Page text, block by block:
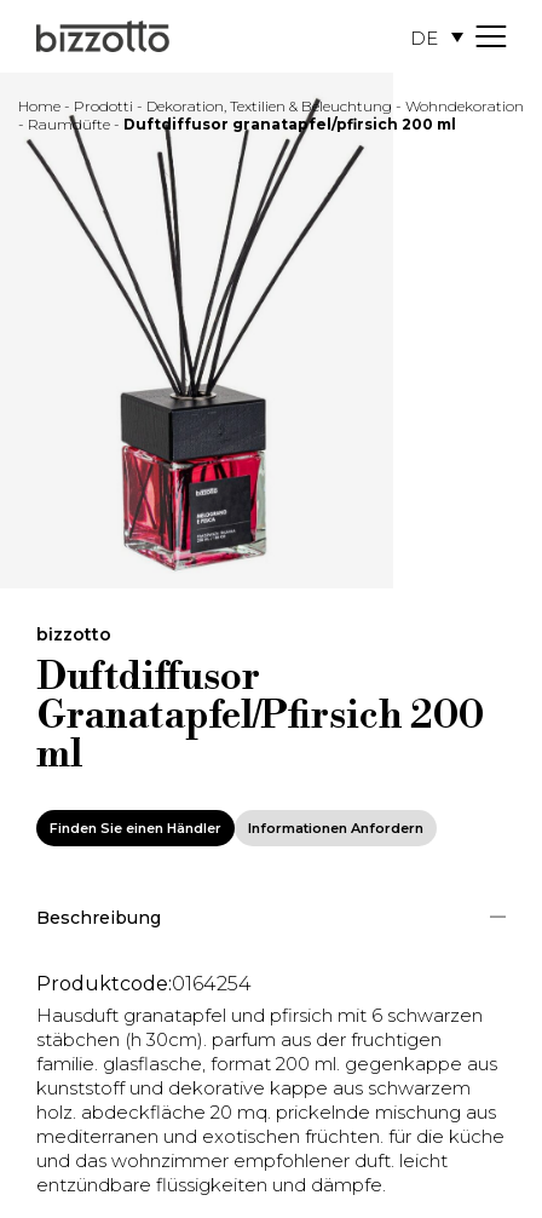
DE
M
u
Home - Prodotti - Dekoration, Textilien & Beleuchtung - Wohndekoration
- Raumdüfte - Duftdiffusor granatapfel/pfirsich 200 ml
bizzotto
Duftdiffusor
Granatapfel/Pfirsich 200
ml
Finden Sie einen Händler Informationen Anfordern
Beschreibung
Produktcode:0164254
Hausduft granatapfel und pfirsich mit 6 schwarzen
stäbchen (h 30cm). parfum aus der fruchtigen
familie. glasflasche, format 200 ml. gegenkappe aus
kunststoff und dekorative kappe aus schwarzem
holz. abdeckfläche 20 mq. prickelnde mischung aus
mediterranen und exotischen früchten. für die küche
und das wohnzimmer empfohlener duft. leicht
entzündbare flüssigkeiten und dämpfe.